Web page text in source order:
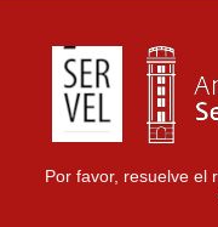
Por favor, resuelve el